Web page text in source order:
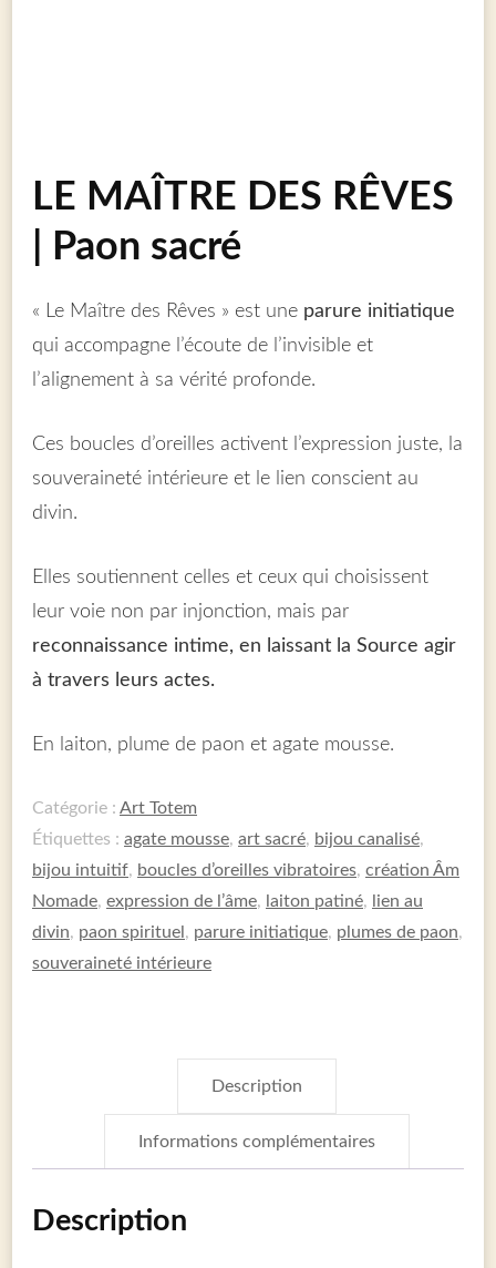
LE MAÎTRE DES RÊVES
| Paon sacré
« Le Maître des Rêves » est une parure initiatique
qui accompagne l’écoute de l’invisible et
l’alignement à sa vérité profonde.
Ces boucles d’oreilles activent l’expression juste, la
souveraineté intérieure et le lien conscient au
divin.
Elles soutiennent celles et ceux qui choisissent
leur voie non par injonction, mais par
reconnaissance intime, en laissant la Source agir
à travers leurs actes.
En laiton, plume de paon et agate mousse.
Catégorie : Art Totem
Étiquettes : agate mousse, art sacré, bijou canalisé,
bijou intuitif, boucles d’oreilles vibratoires, création Âm
Nomade, expression de l’âme, laiton patiné,
lien au
divin, paon spirituel , parure initiatique, plumes de paon,
souveraineté intérieure
Description
Informations complémentaires
Description